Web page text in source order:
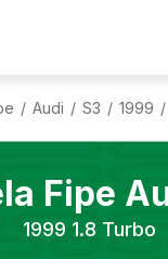
/ Audi / S3 / 1999 /
Fipe
1999 1.8 Turbo